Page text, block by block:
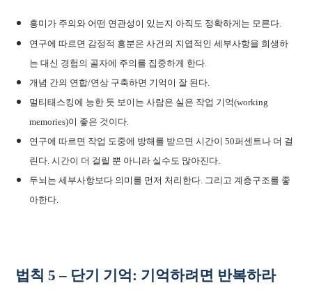
흥미가 주의와 어떤 연관성이 있는지 아직도 정확하게는 모른다.
연구에 따르면 감정적 흥분은 사건의 지엽적인 세부사항을 희생하
는 대신 경험의 골자에 주의를 집중하게 한다.
개념 간의 연합/연상 구축하면 기억이 잘 된다.
멀티태스킹에 능한 듯 보이는 사람은 실은 작업 기억(working
memories)이 좋은 것이다.
연구에 따르면 작업 도중에 방해를 받으면 시간이 50퍼센트나 더 걸
린다. 시간이 더 걸릴 뿐 아니라 실수도 많아진다.
두뇌는 세부사항보다 의미를 먼저 처리한다. 그리고 계층구조를 좋
아한다.
법칙 5 – 단기 기억: 기억하려면 반복하라